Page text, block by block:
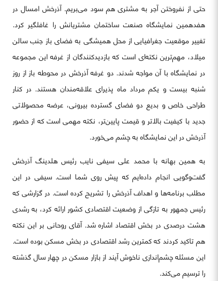
حتی از نفروختن آجر به مشتری هم سود می‌بریم. آذرخش امسال در
هفدهمین نمایشگاه صنعت ساختمان مشتریانش را غافلگیر کرد.
تغییر موقعیت جغرافیایی از محل همیشگی به فضای باز جنب سالن
میلاد، مهم‌ترین نکته‌ای است که بازدیدکنندگان از غرفه این مجموعه
در نمایشگاه با آن مواجه شدند. دو غرفه آذرخش در محوطه باز از روز
شنبه بیست و یکم مرداد ماه پذیرای علاقه‌مندان هستند. در کنار
طراحی خاص و بدیع دو فضای گسترده بیرونی، عرضه محصولاتی
جدید با کیفیت بالاتر و قیمت پایین‌تر، نکته مهمی است که از حضور
آذرخش در این نمایشگاه به چشم می‌خورد.
به همین بهانه با محمد علی سیفی نایب رئیس هلدینگ آذرخش
گفت‌وگویی انجام داده‌ایم که پیش روی شما است. سیفی در این
مطلب برنامه‌ها و اهداف آذرخش را تشریح کرده است. در گزارشی که
رئیس جمهور به تازگی از وضعیت اقتصادی کشور ارائه کرد، به رشدی
هشت درصدی در بخش اقتصاد اشاره شد. آقای روحانی بر این نکته
هم تاکید کردند که کمترین رشد اقتصادی در بخش مسکن بوده است.
این مسئله چشم‌اندازی ناخوش آیند از بازار مسکن در چهار سال گذشته
را ترسیم می‌کند.